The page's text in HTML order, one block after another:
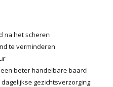
na het scheren
te verminderen
beter handelbare baard
gezichtsverzorging